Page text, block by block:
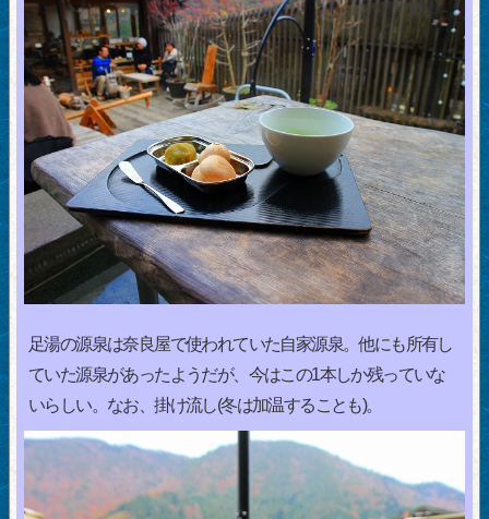
足湯の源泉は奈良屋で使われていた自家源泉。他にも所有し
ていた源泉があったようだが、今はこの1本しか残っていな
いらしい。なお、掛け流し(冬は加温することも)。